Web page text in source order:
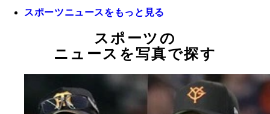
スポーツニュースをもっと見る
スポーツの
ニュースを写真で探す